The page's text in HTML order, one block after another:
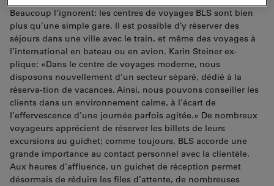
Beaucoup l’ignorent: les centres de voyages BLS sont bien
plus qu’une simple gare. Il est possible d’y réserver des
séjours dans une ville avec le train, et même des voyages à
l’international en bateau ou en avion. Karin Steiner ex-
plique: «Dans le centre de voyages moderne, nous
disposons nouvellement d’un secteur séparé, dédié à la
réserva-tion de vacances. Ainsi, nous pouvons conseiller les
clients dans un environnement calme, à l’écart de
l’effervescence d’une journée parfois agitée.» De nombreux
voyageurs apprécient de réserver les billets de leurs
excursions au guichet; comme toujours, BLS accorde une
grande importance au contact personnel avec la clientèle.
Aux heures d’affluence, un guichet de réception permet
désormais de réduire les files d’attente, de nombreuses